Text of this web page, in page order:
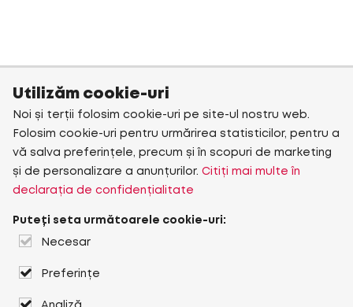
Utilizăm cookie-uri
Noi și terții folosim cookie-uri pe site-ul nostru web.
Folosim cookie-uri pentru urmărirea statisticilor, pentru a
vă salva preferințele, precum și în scopuri de marketing
și de personalizare a anunțurilor. Citiți mai multe în
declarația de confidențialitate
Puteți seta următoarele cookie-uri:
Necesar
Preferințe